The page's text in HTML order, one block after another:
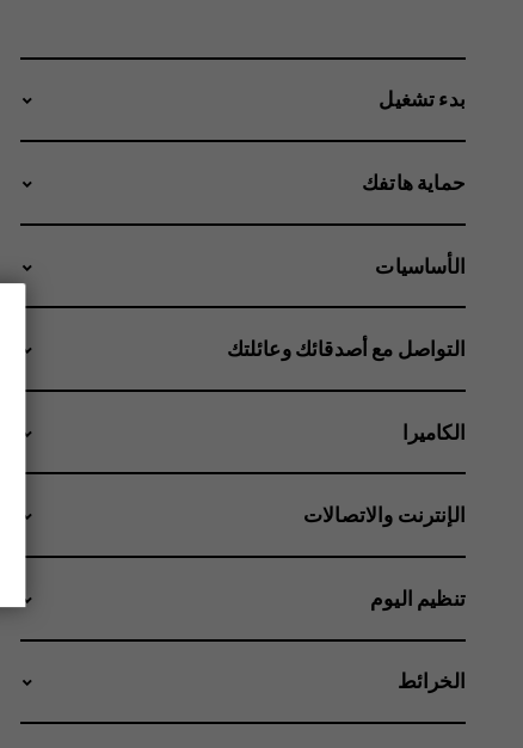
بدء تشغيل
حماية هاتفك
الأساسيات
التواصل مع أصدقائك وعائلتك
الكاميرا
الإنترنت والاتصالات
تنظيم اليوم
الخرائط